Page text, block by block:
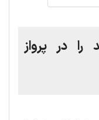
را در پرواز